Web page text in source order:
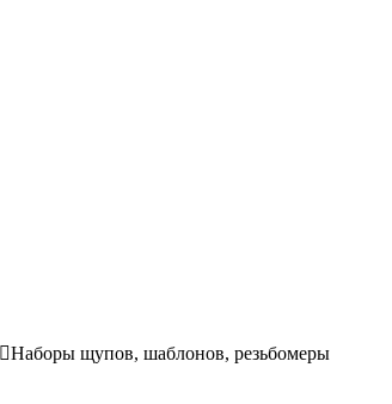
Наборы щупов, шаблонов, резьбомеры